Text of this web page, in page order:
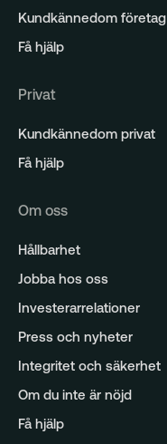
Kundkännedom företag
Få hjälp
Privat
Kundkännedom privat
Få hjälp
Om oss
Hållbarhet
Jobba hos oss
Investerarrelationer
Press och nyheter
Integritet och säkerhet
Om du inte är nöjd
Få hjälp